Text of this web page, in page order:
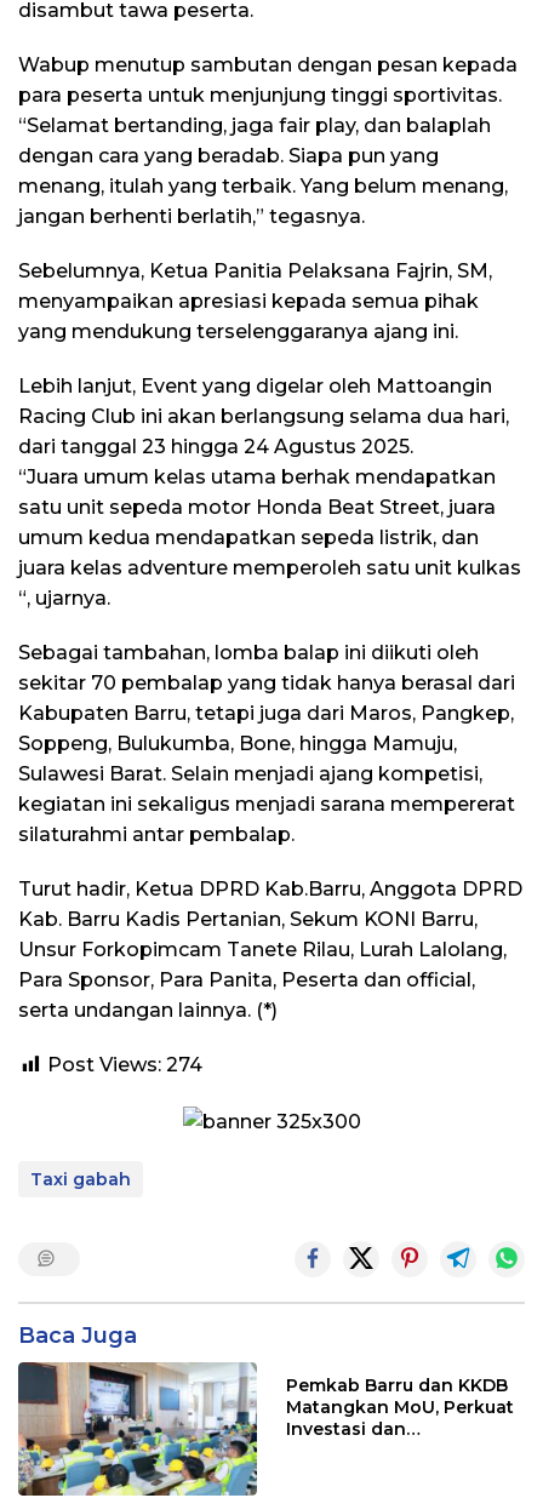
disambut tawa peserta.
Wabup menutup sambutan dengan pesan kepada
para peserta untuk menjunjung tinggi sportivitas.
“Selamat bertanding, jaga fair play, dan balaplah
dengan cara yang beradab. Siapa pun yang
menang, itulah yang terbaik. Yang belum menang,
jangan berhenti berlatih,” tegasnya.
Sebelumnya, Ketua Panitia Pelaksana Fajrin, SM,
menyampaikan apresiasi kepada semua pihak
yang mendukung terselenggaranya ajang ini.
Lebih lanjut, Event yang digelar oleh Mattoangin
Racing Club ini akan berlangsung selama dua hari,
dari tanggal 23 hingga 24 Agustus 2025.
“Juara umum kelas utama berhak mendapatkan
satu unit sepeda motor Honda Beat Street, juara
umum kedua mendapatkan sepeda listrik, dan
juara kelas adventure memperoleh satu unit kulkas
“, ujarnya.
Sebagai tambahan, lomba balap ini diikuti oleh
sekitar 70 pembalap yang tidak hanya berasal dari
Kabupaten Barru, tetapi juga dari Maros, Pangkep,
Soppeng, Bulukumba, Bone, hingga Mamuju,
Sulawesi Barat. Selain menjadi ajang kompetisi,
kegiatan ini sekaligus menjadi sarana mempererat
silaturahmi antar pembalap.
Turut hadir, Ketua DPRD Kab.Barru, Anggota DPRD
Kab. Barru Kadis Pertanian, Sekum KONI Barru,
Unsur Forkopimcam Tanete Rilau, Lurah Lalolang,
Para Sponsor, Para Panita, Peserta dan official,
serta undangan lainnya. (*)
Post Views: 274
Taxi gabah
Baca Juga
Pemkab Barru dan KKDB
Matangkan MoU, Perkuat
Investasi dan